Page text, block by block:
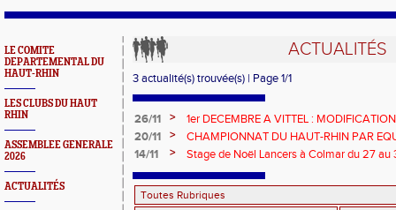
LE COMITE
DEPARTEMENTAL DU
HAUT-RHIN
LES CLUBS DU HAUT
RHIN
ASSEMBLEE GENERALE
2026
ACTUALITÉS
ACTUALITÉS
3 actualité(s) trouvée(s) | Page 1/1
26/11 >
1er DECEMBRE A VITTEL :
20/11
>
CHAMPIONNAT DU HAUT-RHIN PAR
SAISON EN SALLE DEBUTE AU GU
14/11 > Stage de Noël Lancers à Colmar du 27 au